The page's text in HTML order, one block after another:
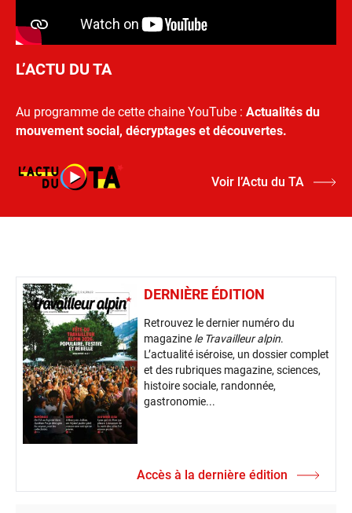
L’ACTU DU TA
Au programme de cette chaine YouTube : Actualités du
mouvement social, décryptages et découvertes.
Voir l’Actu du TA
DERNIÈRE ÉDITION
Retrouvez le dernier numéro du
magazine le Travailleur alpin.
L’actualité iséroise, un dossier complet
et des rubriques magazine, sciences,
histoire sociale, randonnée,
gastronomie...
Accès à la dernière édition